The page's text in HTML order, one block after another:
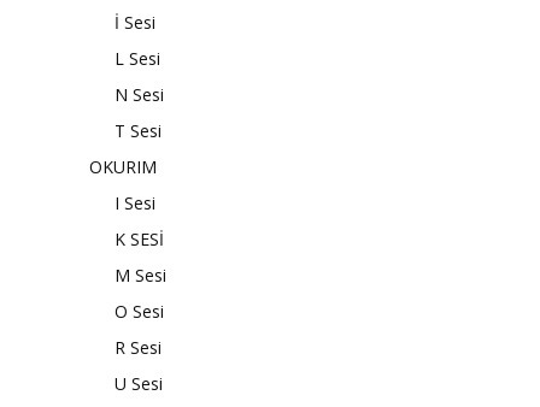
İ Sesi
L Sesi
N Sesi
T Sesi
OKURIM
I Sesi
K SESİ
M Sesi
O Sesi
R Sesi
U Sesi